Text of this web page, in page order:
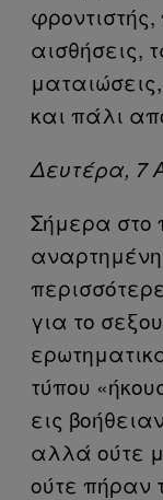
αισθήσεις,
και πάλι
Δευτέρα, 7
Σήμερα στο
για το
τύπου
εις
αλλά ούτε
ούτε πήραν